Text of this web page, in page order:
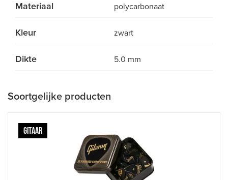
Materiaal polycarbonaat
Kleur zwart
Dikte 5.0 mm
Soortgelijke producten
GITAAR